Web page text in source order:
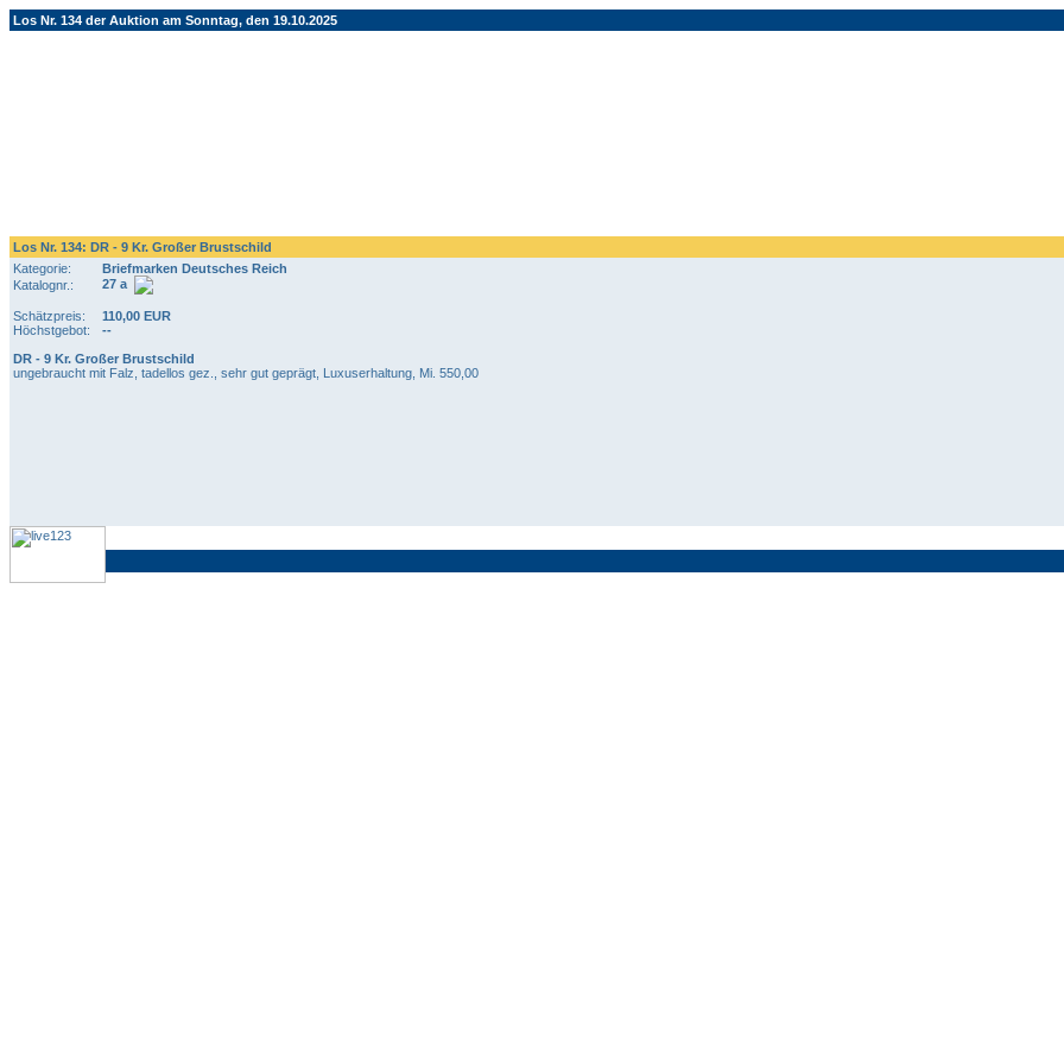
Los Nr. 134 der Auktion am Sonntag, den 19.10.2025
Los Nr. 134: DR - 9 Kr. Großer Brustschild
Kategorie:
Briefmarken Deutsches Reich
Katalognr.:
27 a
Schätzpreis:
110,00 EUR
Höchstgebot:
--
DR - 9 Kr. Großer Brustschild
ungebraucht mit Falz, tadellos gez., sehr gut geprägt, Luxuserhaltung, Mi. 550,00